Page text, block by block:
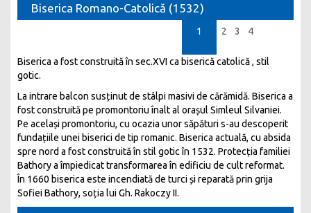
Biserica Romano-Catolică (1532)
1 2 3 4
Biserica a fost construită în sec.XVI ca biserică catolică , stil
gotic.
La intrare balcon susținut de stâlpi masivi de cărămidă. Biserica a
fost construită pe promontoriu înalt al orașul Simleul Silvaniei.
Pe același promontoriu, cu ocazia unor săpături s-au descoperit
fundațiile unei biserici de tip romanic. Biserica actuală, cu absida
spre nord a fost construită în stil gotic în 1532. Protecția familiei
Bathory a împiedicat transformarea în edificiu de cult reformat.
În 1660 biserica este incendiată de turci și reparată prin grija
Sofiei Bathory, soția lui Gh. Rakoczy II.